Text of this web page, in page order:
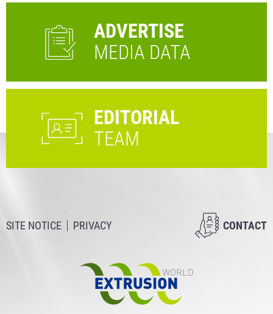
ADVERTISE
MEDIA DATA
EDITORIAL
TEAM
SITE NOTICE PRIVACY CONTACT